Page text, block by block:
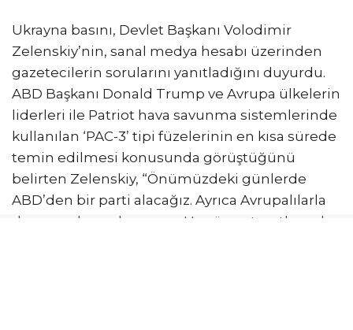
Ukrayna basını, Devlet Başkanı Volodimir
Zelenskiy’nin, sanal medya hesabı üzerinden
gazetecilerin sorularını yanıtladığını duyurdu.
ABD Başkanı Donald Trump ve Avrupa ülkelerin
liderleri ile Patriot hava savunma sistemlerinde
kullanılan ‘PAC-3’ tipi füzelerinin en kısa sürede
temin edilmesi konusunda görüştüğünü
belirten Zelenskiy, “Önümüzdeki günlerde
ABD’den bir parti alacağız. Ayrıca Avrupalılarla
da ayrı anlaşmalarım var. Henüz net şartlar yok